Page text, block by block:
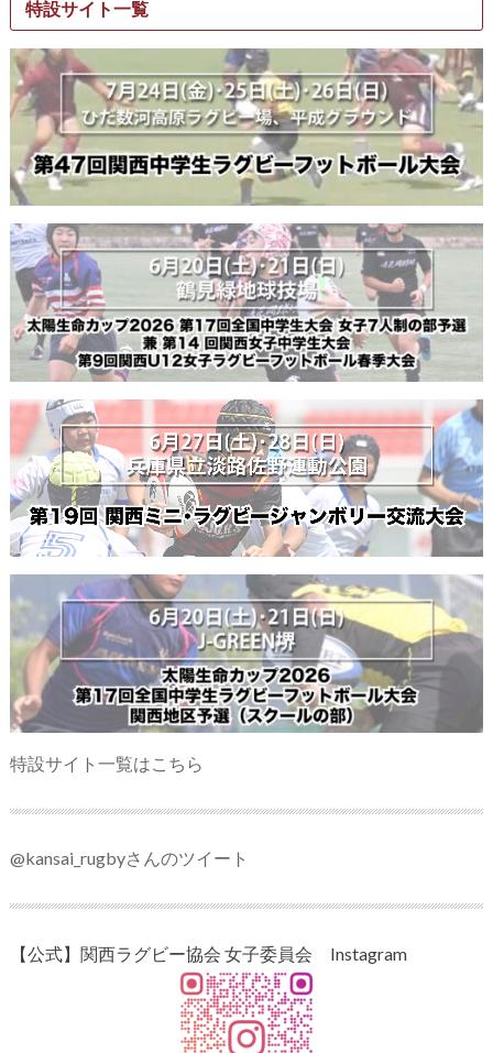
特設サイト一覧
特設サイト一覧はこちら
@kansai_rugbyさんのツイート
【公式】関西ラグビー協会 女子委員会 Instagram